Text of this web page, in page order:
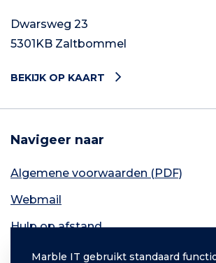
Dwarsweg 23
5301KB Zaltbommel
BEKIJK OP KAART
Navigeer naar
Algemene voorwaarden (PDF)
Webmail
Hulp op afstand
Contact
Marble IT gebruikt standaard